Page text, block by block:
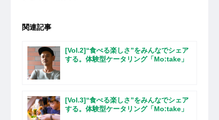
関連記事
[Vol.2]“食べる楽しさ”をみんなでシェア
する。体験型ケータリング「Mo:take」
[Vol.3]“食べる楽しさ”をみんなでシェア
する。体験型ケータリング「Mo:take」